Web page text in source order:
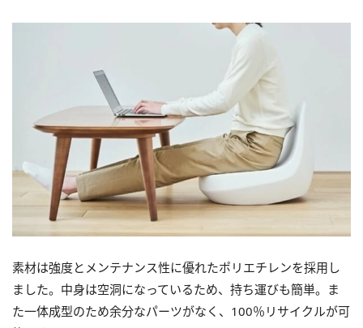
素材は強度とメンテナンス性に優れたポリエチレンを採用し
ました。中身は空洞になっているため、持ち運びも簡単。ま
た一体成型のため余分なパーツがなく、100％リサイクルが可